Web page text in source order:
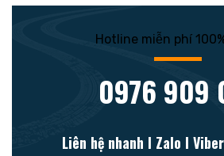
Hotline miễn phí
0976 909
Liên hệ nhanh l Zalo l